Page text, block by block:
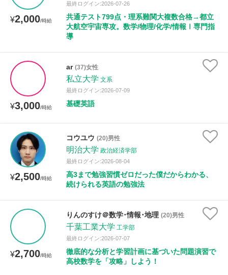
¥2,000/時給
最終ログイン:2026-07-26
共通テスト799点・理系難関大複数合格→都立
大航空宇宙専攻。数学/物理/化学/情報Ⅰ専門指
導
¥3,000/時給
ar (37)女性
私立大学 文系
最終ログイン:2026-07-09
基礎英語
¥2,500/時給
コウユウ (20)男性
明治大学 政治経済学部
最終ログイン:2026-08-04
高3まで勉強習慣ゼロだった僕だからわかる、
続けられる英語の勉強法
¥2,700/時給
りんのすけ＠数学･情報･地理 (20)男性
千葉工業大学 工学部
最終ログイン:2026-07-07
徹底的な分析と学習計画に基づいた問題演習で
高校数学を「攻略」しよう！